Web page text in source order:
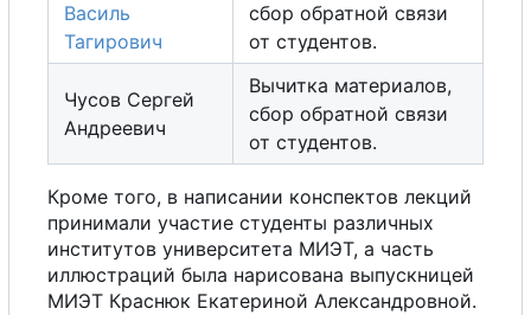
Василь
Тагирович
сбор обратной связи
от студентов.
Чусов Сергей
Андреевич
Вычитка материалов,
сбор обратной связи
от студентов.
Кроме того, в написании конспектов лекций
принимали участие студенты различных
институтов университета МИЭТ, а часть
иллюстраций была нарисована выпускницей
МИЭТ Краснюк Екатериной Александровной.